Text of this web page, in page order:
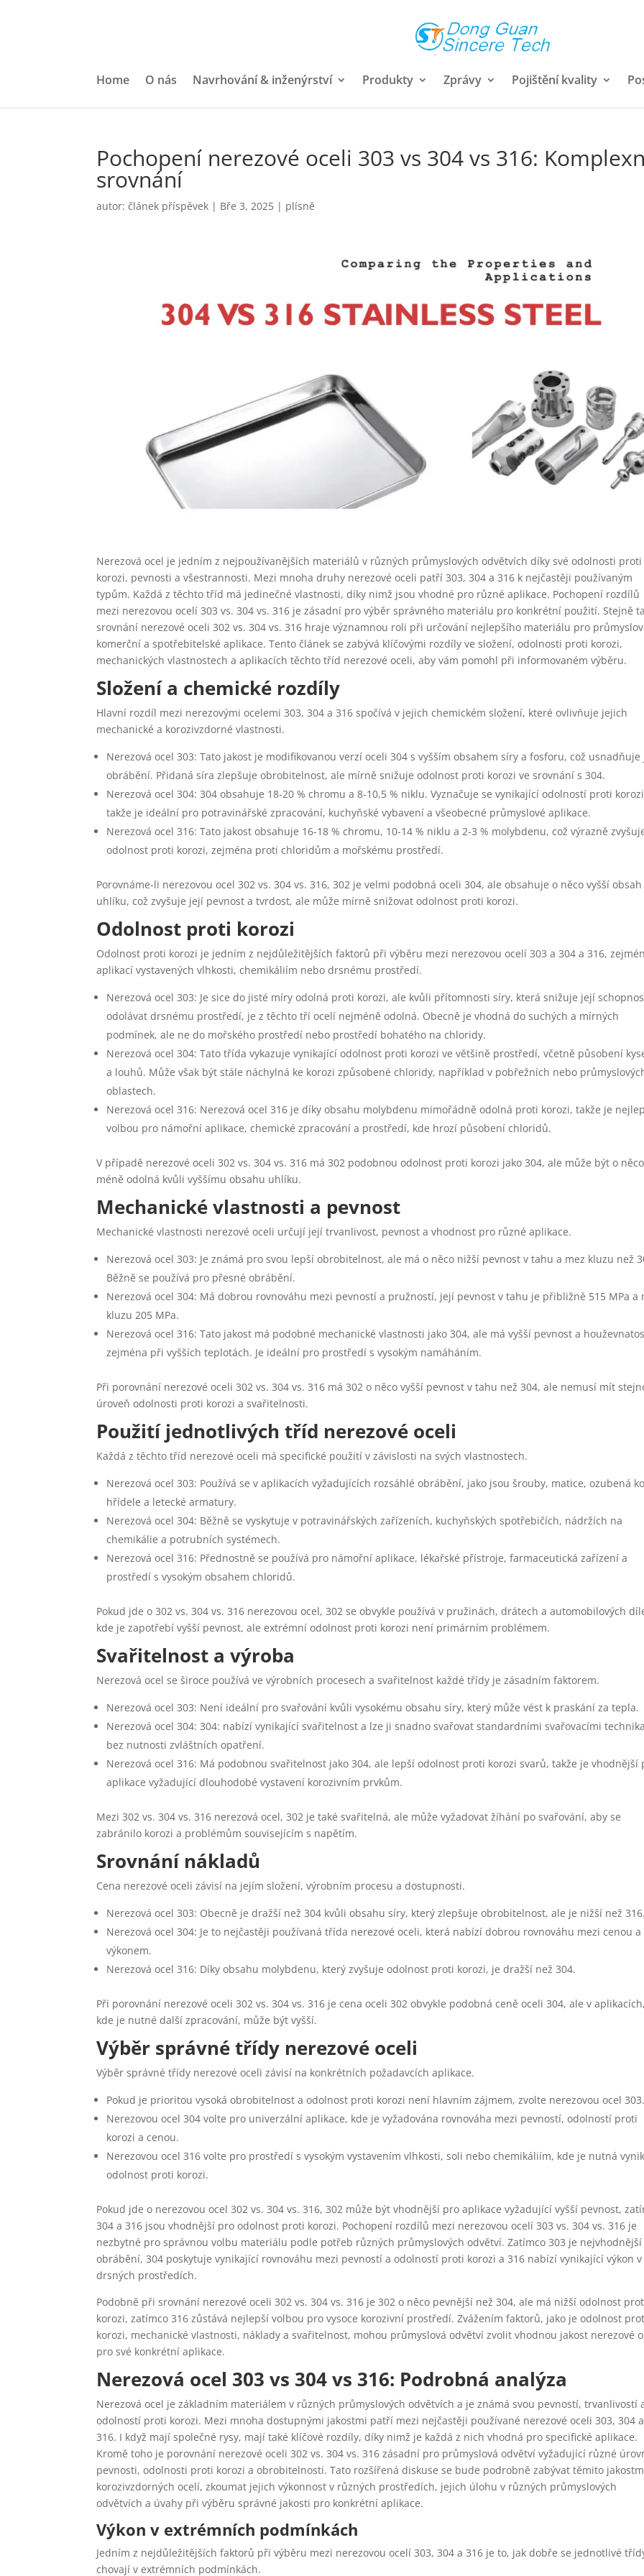
Home O nás Navrhování & inženýrství Produkty Zprávy Pojištění kvality
Pochopení nerezové oceli 303 vs 304 vs 316:
srovnání
autor:článek příspěvek | Bře 3, 2025 | plísně
Nerezová ocel je jedním z nejpoužívanějších materiálů v různých průmyslových odvětvích díky své odolnosti proti
korozi, pevnosti a všestrannosti. Mezi mnoha druhy nerezové oceli patří 303, 304 a 316 k nejčastěji používaným
typům. Každá z těchto tříd má jedinečné vlastnosti, díky nimž jsou vhodné pro různé aplikace. Pochopení rozdílů
mezi nerezovou ocelí 303 vs. 304 vs. 316 je zásadní pro výběr správného materiálu pro konkrétní použití. Stejně
srovnání nerezové oceli 302 vs. 304 vs. 316 hraje významnou roli při určování nejlepšího materiálu pro
komerční a spotřebitelské aplikace. Tento článek se zabývá klíčovými rozdíly ve složení, odolnosti proti korozi,
mechanických vlastnostech a aplikacích těchto tříd nerezové oceli, aby vám pomohl při informovaném výběru.
Složení a chemické rozdíly
Hlavní rozdíl mezi nerezovými ocelemi 303, 304 a 316 spočívá v jejich chemickém složení, které ovlivňuje jejich
mechanické a korozivzdorné vlastnosti.
Nerezová ocel 303: Tato jakost je modifikovanou verzí oceli 304 s vyšším obsahem síry a fosforu, což usnadňuje
obrábění. Přidaná síra zlepšuje obrobitelnost, ale mírně snižuje odolnost proti korozi ve srovnání s 304.
Nerezová ocel 304: 304 obsahuje 18-20 % chromu a 8-10,5 % niklu. Vyznačuje se vynikající odolností proti
takže je ideální pro potravinářské zpracování, kuchyňské vybavení a všeobecné průmyslové aplikace.
Nerezová ocel 316: Tato jakost obsahuje 16-18 % chromu, 10-14 % niklu a 2-3 % molybdenu, což výrazně
odolnost proti korozi, zejména proti chloridům a mořskému prostředí.
Porovnáme-li nerezovou ocel 302 vs. 304 vs. 316, 302 je velmi podobná oceli 304, ale obsahuje o něco vyšší obsah
uhlíku, což zvyšuje její pevnost a tvrdost, ale může mírně snižovat odolnost proti korozi.
Odolnost proti korozi
Odolnost proti korozi je jedním z nejdůležitějších faktorů při výběru mezi nerezovou ocelí 303 a 304 a 316,
aplikací vystavených vlhkosti, chemikáliím nebo drsnému prostředí.
Nerezová ocel 303: Je sice do jisté míry odolná proti korozi, ale kvůli přítomnosti síry, která snižuje její
odolávat drsnému prostředí, je z těchto tří ocelí nejméně odolná. Obecně je vhodná do suchých a mírných
podmínek, ale ne do mořského prostředí nebo prostředí bohatého na chloridy.
Nerezová ocel 304: Tato třída vykazuje vynikající odolnost proti korozi ve většině prostředí, včetně působení
a louhů. Může však být stále náchylná ke korozi způsobené chloridy, například v pobřežních nebo
oblastech.
Nerezová ocel 316: Nerezová ocel 316 je díky obsahu molybdenu mimořádně odolná proti korozi, takže je
volbou pro námořní aplikace, chemické zpracování a prostředí, kde hrozí působení chloridů.
V případě nerezové oceli 302 vs. 304 vs. 316 má 302 podobnou odolnost proti korozi jako 304, ale může být o něco
méně odolná kvůli vyššímu obsahu uhlíku.
Mechanické vlastnosti a pevnost
Mechanické vlastnosti nerezové oceli určují její trvanlivost, pevnost a vhodnost pro různé aplikace.
Nerezová ocel 303: Je známá pro svou lepší obrobitelnost, ale má o něco nižší pevnost v tahu a mez kluzu než
Běžně se používá pro přesné obrábění.
Nerezová ocel 304: Má dobrou rovnováhu mezi pevností a pružností, její pevnost v tahu je přibližně 515 MPa a
kluzu 205 MPa.
Nerezová ocel 316: Tato jakost má podobné mechanické vlastnosti jako 304, ale má vyšší pevnost a
zejména při vyšších teplotách. Je ideální pro prostředí s vysokým namáháním.
Při porovnání nerezové oceli 302 vs. 304 vs. 316 má 302 o něco vyšší pevnost v tahu než 304, ale nemusí mít
úroveň odolnosti proti korozi a svařitelnosti.
Použití jednotlivých tříd nerezové oceli
Každá z těchto tříd nerezové oceli má specifické použití v závislosti na svých vlastnostech.
Nerezová ocel 303: Používá se v aplikacích vyžadujících rozsáhlé obrábění, jako jsou šrouby, matice, ozubená
hřídele a letecké armatury.
Nerezová ocel 304: Běžně se vyskytuje v potravinářských zařízeních, kuchyňských spotřebičích, nádržích na
chemikálie a potrubních systémech.
Nerezová ocel 316: Přednostně se používá pro námořní aplikace, lékařské přístroje, farmaceutická zařízení a
prostředí s vysokým obsahem chloridů.
Pokud jde o 302 vs. 304 vs. 316 nerezovou ocel, 302 se obvykle používá v pružinách, drátech a automobilových
kde je zapotřebí vyšší pevnost, ale extrémní odolnost proti korozi není primárním problémem.
Svařitelnost a výroba
Nerezová ocel se široce používá ve výrobních procesech a svařitelnost každé třídy je zásadním faktorem.
Nerezová ocel 303: Není ideální pro svařování kvůli vysokému obsahu síry, který může vést k praskání za tepla.
Nerezová ocel 304: 304: nabízí vynikající svařitelnost a lze ji snadno svařovat standardními svařovacími
bez nutnosti zvláštních opatření.
Nerezová ocel 316: Má podobnou svařitelnost jako 304, ale lepší odolnost proti korozi svarů, takže je vhodnější
aplikace vyžadující dlouhodobé vystavení korozivním prvkům.
Mezi 302 vs. 304 vs. 316 nerezová ocel, 302 je také svařitelná, ale může vyžadovat žíhání po svařování, aby se
zabránilo korozi a problémům souvisejícím s napětím.
Srovnání nákladů
Cena nerezové oceli závisí na jejím složení, výrobním procesu a dostupnosti.
Nerezová ocel 303: Obecně je dražší než 304 kvůli obsahu síry, který zlepšuje obrobitelnost, ale je nižší než 316.
Nerezová ocel 304: Je to nejčastěji používaná třída nerezové oceli, která nabízí dobrou rovnováhu mezi cenou a
výkonem.
Nerezová ocel 316: Díky obsahu molybdenu, který zvyšuje odolnost proti korozi, je dražší než 304.
Při porovnání nerezové oceli 302 vs. 304 vs. 316 je cena oceli 302 obvykle podobná ceně oceli 304, ale v aplikacích,
kde je nutné další zpracování, může být vyšší.
Výběr správné třídy nerezové oceli
Výběr správné třídy nerezové oceli závisí na konkrétních požadavcích aplikace.
Pokud je prioritou vysoká obrobitelnost a odolnost proti korozi není hlavním zájmem, zvolte nerezovou ocel 303.
Nerezovou ocel 304 volte pro univerzální aplikace, kde je vyžadována rovnováha mezi pevností, odolností proti
korozi a cenou.
Nerezovou ocel 316 volte pro prostředí s vysokým vystavením vlhkosti, soli nebo chemikáliím, kde je nutná
odolnost proti korozi.
Pokud jde o nerezovou ocel 302 vs. 304 vs. 316, 302 může být vhodnější pro aplikace vyžadující vyšší pevnost,
304 a 316 jsou vhodnější pro odolnost proti korozi. Pochopení rozdílů mezi nerezovou ocelí 303 vs. 304 vs. 316 je
nezbytné pro správnou volbu materiálu podle potřeb různých průmyslových odvětví. Zatímco 303 je
obrábění, 304 poskytuje vynikající rovnováhu mezi pevností a odolností proti korozi a 316 nabízí vynikající výkon v
drsných prostředích.
Podobně při srovnání nerezové oceli 302 vs. 304 vs. 316 je 302 o něco pevnější než 304, ale má nižší odolnost
korozi, zatímco 316 zůstává nejlepší volbou pro vysoce korozivní prostředí. Zvážením faktorů, jako je odolnost
korozi, mechanické vlastnosti, náklady a svařitelnost, mohou průmyslová odvětví zvolit vhodnou jakost nerezové
pro své konkrétní aplikace.
Nerezová ocel 303 vs 304 vs 316: Podrobná analýza
Nerezová ocel je základním materiálem v různých průmyslových odvětvích a je známá svou pevností, trvanlivostí
odolností proti korozi. Mezi mnoha dostupnými jakostmi patří mezi nejčastěji používané nerezové oceli 303, 304 a
316. I když mají společné rysy, mají také klíčové rozdíly, díky nimž je každá z nich vhodná pro specifické aplikace.
Kromě toho je porovnání nerezové oceli 302 vs. 304 vs. 316 zásadní pro průmyslová odvětví vyžadující různé
pevnosti, odolnosti proti korozi a obrobitelnosti. Tato rozšířená diskuse se bude podrobně zabývat těmito
korozivzdorných ocelí, zkoumat jejich výkonnost v různých prostředích, jejich úlohu v různých průmyslových
odvětvích a úvahy při výběru správné jakosti pro konkrétní aplikace.
Výkon v extrémních podmínkách
Jedním z nejdůležitějších faktorů při výběru mezi nerezovou ocelí 303, 304 a 316 je to, jak dobře se jednotlivé
chovají v extrémních podmínkách.